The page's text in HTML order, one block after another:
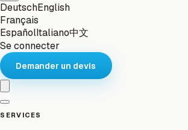
DeutschEnglish
Français
EspañolItaliano中文
Se connecter
Demander un devis
SERVICES